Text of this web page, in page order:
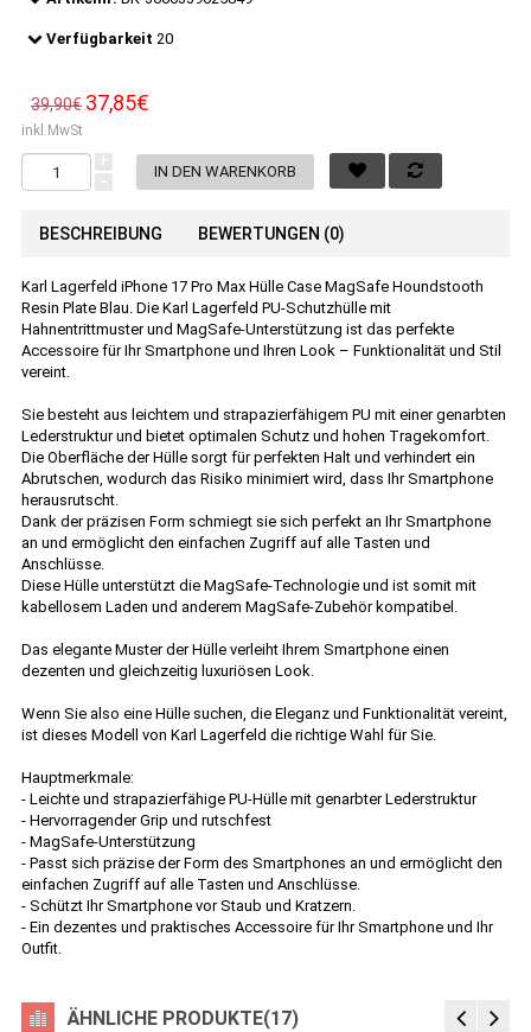
Verfügbarkeit 20
39,90€ 37,85€
inkl.MwSt
BESCHREIBUNG BEWERTUNGEN (0)
Karl Lagerfeld iPhone 17 Pro Max Hülle Case MagSafe Houndstooth
Resin Plate Blau. Die Karl Lagerfeld PU-Schutzhülle mit
Hahnentrittmuster und MagSafe-Unterstützung ist das perfekte
Accessoire für Ihr Smartphone und Ihren Look – Funktionalität und Stil
vereint.
Sie besteht aus leichtem und strapazierfähigem PU mit einer genarbten
Lederstruktur und bietet optimalen Schutz und hohen Tragekomfort.
Die Oberfläche der Hülle sorgt für perfekten Halt und verhindert ein
Abrutschen, wodurch das Risiko minimiert wird, dass Ihr Smartphone
herausrutscht.
Dank der präzisen Form schmiegt sie sich perfekt an Ihr Smartphone
an und ermöglicht den einfachen Zugriff auf alle Tasten und
Anschlüsse.
Diese Hülle unterstützt die MagSafe-Technologie und ist somit mit
kabellosem Laden und anderem MagSafe-Zubehör kompatibel.
Das elegante Muster der Hülle verleiht Ihrem Smartphone einen
dezenten und gleichzeitig luxuriösen Look.
Wenn Sie also eine Hülle suchen, die Eleganz und Funktionalität vereint,
ist dieses Modell von Karl Lagerfeld die richtige Wahl für Sie.
Hauptmerkmale:
- Leichte und strapazierfähige PU-Hülle mit genarbter Lederstruktur
- Hervorragender Grip und rutschfest
- MagSafe-Unterstützung
- Passt sich präzise der Form des Smartphones an und ermöglicht den
einfachen Zugriff auf alle Tasten und Anschlüsse.
- Schützt Ihr Smartphone vor Staub und Kratzern.
- Ein dezentes und praktisches Accessoire für Ihr Smartphone und Ihr
Outfit.
ÄHNLICHE PRODUKTE(17)